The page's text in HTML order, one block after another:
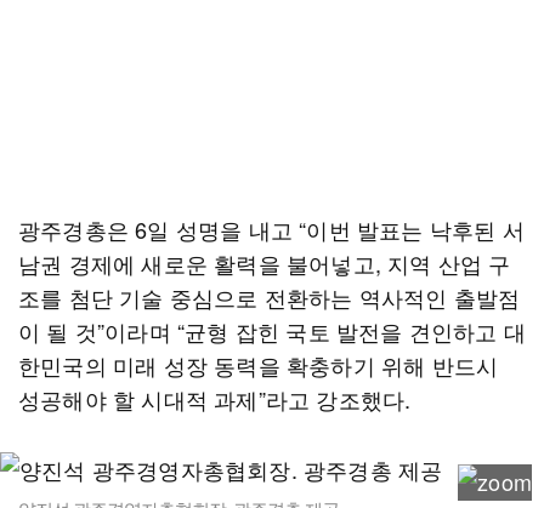
광주경총은 6일 성명을 내고 “이번 발표는 낙후된 서
남권 경제에 새로운 활력을 불어넣고, 지역 산업 구
조를 첨단 기술 중심으로 전환하는 역사적인 출발점
이 될 것”이라며 “균형 잡힌 국토 발전을 견인하고 대
한민국의 미래 성장 동력을 확충하기 위해 반드시
성공해야 할 시대적 과제”라고 강조했다.